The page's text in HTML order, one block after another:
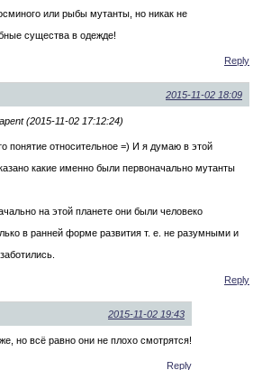
или рыбы мутанты, но никак не
существа в одежде!
Reply
2015-11-02 18:09
(2015-11-02 17:12:24)
понятие относительное =) И я думаю в этой
какие именно были первоначально мутанты
на этой планете они были человеко
в ранней форме развития т. е. не разумными и
Reply
2015-11-02 19:43
но всё равно они не плохо смотрятся!
Reply